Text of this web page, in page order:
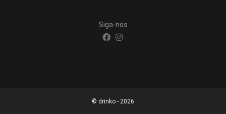
Siga-nos
© drinko - 2026